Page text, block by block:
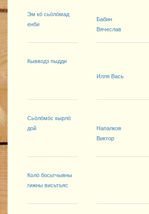
Эм кӧ сьӧлӧмад
енби
Бабин
Вячеслав
Кывводз пыдди
Илля Вась
Сьӧлӧмӧс кырлӧ
дой
Напалков
Виктор
Колӧ босьтчывны
гижны висьтъяс